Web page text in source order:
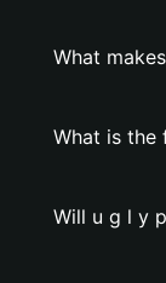
What
What is the
Will u g l y